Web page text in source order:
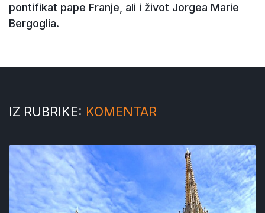
pontifikat pape Franje, ali i život Jorgea Marie
Bergoglia.
IZ RUBRIKE: KOMENTAR